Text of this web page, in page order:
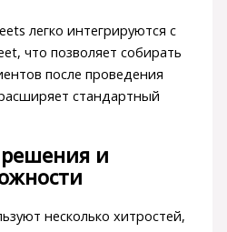
легко интегрируются с
что позволяет собирать
после проведения
стандартный
и
несколько хитростей,